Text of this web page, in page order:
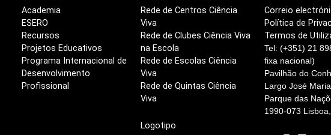
Academia
ESERO
Recursos
Projetos Educativos
Programa Internacional de
Desenvolvimento
Profissional
Rede de Centros Ciência
Viva
Rede de Clubes Ciência Viva
na Escola
Rede de Escolas Ciência
Viva
Rede de Quintas Ciência
Viva
Logotipo
Correio
Política de
Termos de
Tel: (+351) 21
fixa nacional)
Pavilhão do
Largo José
Parque das
1990-073